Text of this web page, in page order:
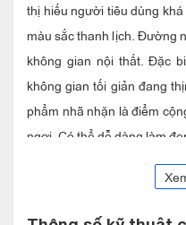
thị hiếu người tiêu dùng
màu sắc thanh lịch. Đường
không gian nội thất. Đặc
không gian tối giản đang
phẩm nhã nhặn là điểm
ngợi. Có thể dễ dàng làm
Chức năng
18000BTU 1 chiều
Không gì dễ chịu hơn đối